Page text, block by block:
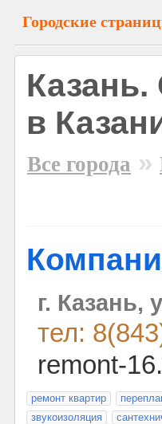
Городские
в
Все города »
г. Казань,
тел:
remont-
ремонт квартир
звукоизоляция